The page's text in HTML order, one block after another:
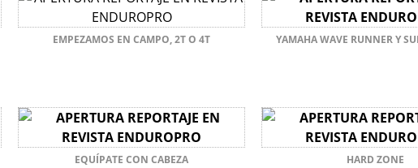
EMPEZAMOS EN CAMPO, 2T O 4T YAMAHA WAVE RUNNER Y
EQUÍPATE CON CABEZA HARD ZONE